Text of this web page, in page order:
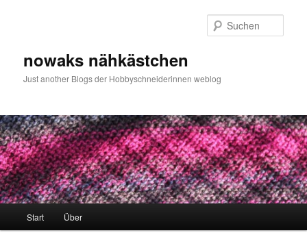
nowaks nähkästchen
Just another Blogs der Hobbyschneiderinnen weblog
Start Über